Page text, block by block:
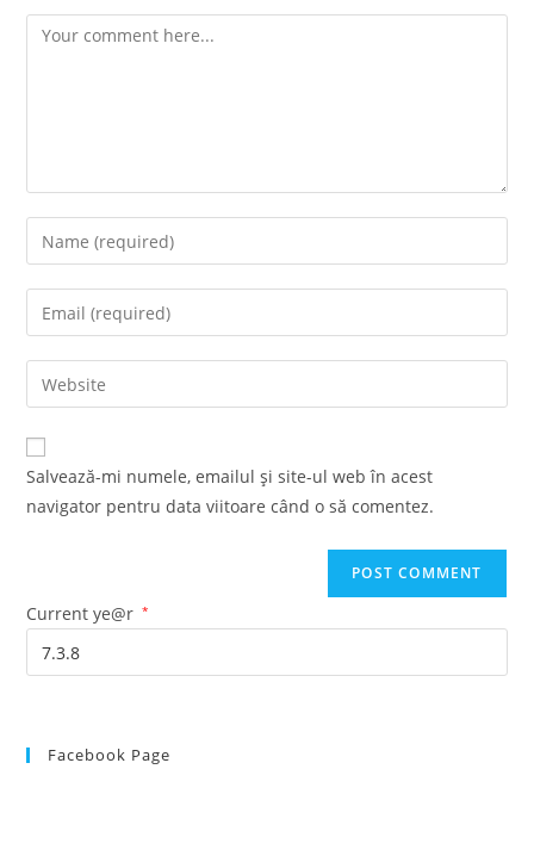
Comment
Enter
your
name
comment
Enter
your
email
address
comment
Enter
your
website
URL
Salvează-mi numele, emailul și site-ul web în acest
navigator pentru data viitoare când o să comentez.
Current ye@r *
Facebook Page